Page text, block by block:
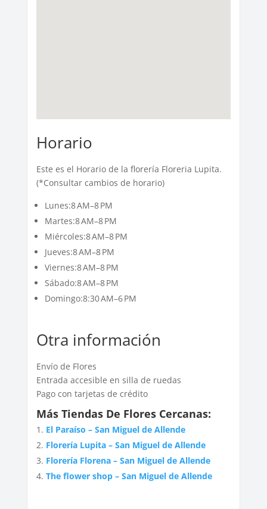
Horario
Este es el Horario de la florería Floreria Lupita.
(*Consultar cambios de horario)
Lunes:8 AM–8 PM
Martes:8 AM–8 PM
Miércoles:8 AM–8 PM
Jueves:8 AM–8 PM
Viernes:8 AM–8 PM
Sábado:8 AM–8 PM
Domingo:8:30 AM–6 PM
Otra información
Envío de Flores
Entrada accesible en silla de ruedas
Pago con tarjetas de crédito
Más Tiendas De Flores Cercanas:
El Paraíso – San Miguel de Allende
Florería Lupita – San Miguel de Allende
Florería Florena – San Miguel de Allende
The flower shop – San Miguel de Allende